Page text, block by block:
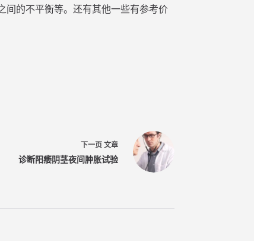
间的不平衡等。还有其他一些有参考价
下一页 文章
诊断阳痿阴茎夜间肿胀试验